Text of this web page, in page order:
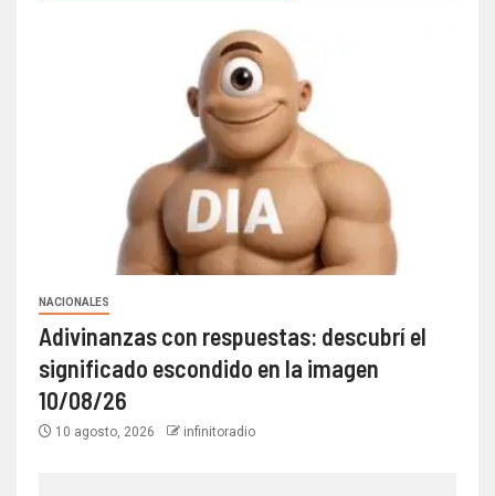
NACIONALES
Adivinanzas con respuestas: descubrí el
significado escondido en la imagen
10/08/26
10 agosto, 2026 infinitoradio